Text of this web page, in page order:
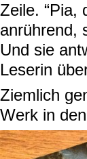
Zeile. “Pia,
anrührend,
Und sie
Leserin
Ziemlich
Werk in